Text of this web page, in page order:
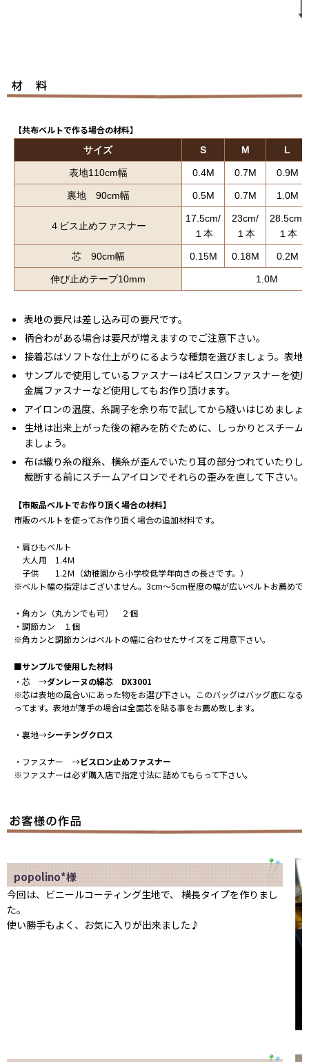
【共布ベルトで作る場合の材料】
サイズ S M L
表地110cm幅 0.4M 0.7M 0.9M
裏地 90cm幅 0.5M 0.7M 1.0M
４ビス止めファスナー
17.5cm/
１本
23cm/
１本
28.5cm/
１本
芯 90cm幅 0.15M 0.18M 0.2M
伸び止めテープ10mm 1.0M
表地の要尺は差し込み可の要尺です。
柄合わがある場合は要尺が増えますのでご注意下さい。
接着芯はソフトな仕上がりにるような種類を選びましょう。表
サンプルで使用しているファスナーは4ビスロンファスナーを使
金属ファスナーなど使用してもお作り頂けます。
アイロンの温度、糸調子を余り布で試してから縫いはじめましょ
生地は出来上がった後の縮みを防ぐために、しっかりとスチー
ましょう。
布は織り糸の縦糸、横糸が歪んでいたり耳の部分つれていたりし
裁断する前にスチームアイロンでそれらの歪みを直して下さい。
【市販品ベルトでお作り頂く場合の材料】
市販のベルトを使ってお作り頂く場合の追加材料です。
・肩ひもベルト
大人用 1.4Ｍ
子供 1.2Ｍ（幼稚園から小学校低学年向きの長さです。）
※ベルト幅の指定はございません。3cm〜5cm程度の幅が広いベルトお薦めで
・角カン（丸カンでも可） ２個
・調節カン １個
※角カンと調節カンはベルトの幅に合わせたサイズをご用意下さい。
■サンプルで使用した材料
・芯 →ダンレーヌの綿芯 DX3001
※芯は表地の風合いにあった物をお選び下さい。このバッグはバッグ底になる
ってます。表地が薄手の場合は全面芯を貼る事をお薦め致します。
・裏地→シーチングクロス
・ファスナー →ビスロン止めファスナー
※ファスナーは必ず購入店で指定寸法に詰めてもらって下さい。
popolino*様
今回は、ビニールコーティング生地で、 横長タイプを作りまし
た。
使い勝手もよく、お気に入りが出来ました♪